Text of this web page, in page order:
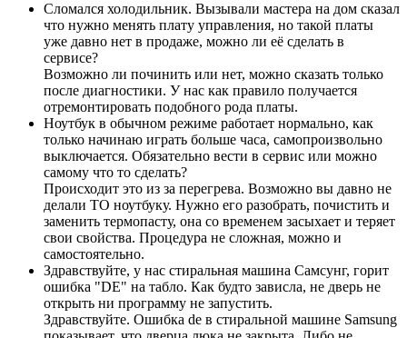
Сломался холодильник. Вызывали мастера на дом сказал
что нужно менять плату управления, но такой платы
уже давно нет в продаже, можно ли её сделать в
сервисе?
Возможно ли починить или нет, можно сказать только
после диагностики. У нас как правило получается
отремонтировать подобного рода платы.
Ноутбук в обычном режиме работает нормально, как
только начинаю играть больше часа, самопроизвольно
выключается. Обязательно вести в сервис или можно
самому что то сделать?
Происходит это из за перегрева. Возможно вы давно не
делали ТО ноутбуку. Нужно его разобрать, почистить и
заменить термопасту, она со временем засыхает и теряет
свои свойства. Процедура не сложная, можно и
самостоятельно.
Здравствуйте, у нас стиральная машина Самсунг, горит
ошибка "DE" на табло. Как будто зависла, не дверь не
открыть ни программу не запустить.
Здравствуйте. Ошибка de в стиральной машине Samsung